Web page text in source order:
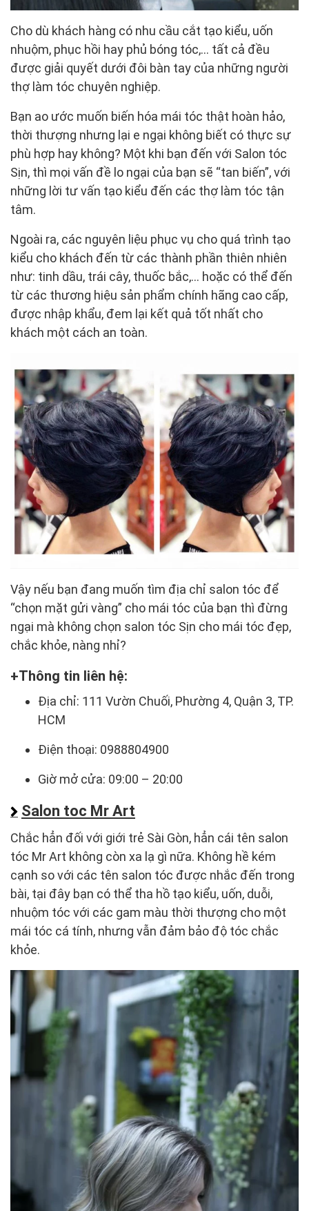
Cho dù khách hàng có nhu cầu cắt tạo kiểu, uốn
nhuộm, phục hồi hay phủ bóng tóc,… tất cả đều
được giải quyết dưới đôi bàn tay của những người
thợ làm tóc chuyên nghiệp.
Bạn ao ước muốn biến hóa mái tóc thật hoàn hảo,
thời thượng nhưng lại e ngại không biết có thực sự
phù hợp hay không? Một khi bạn đến với Salon tóc
Sịn, thì mọi vấn đề lo ngại của bạn sẽ “tan biến”, với
những lời tư vấn tạo kiểu đến các thợ làm tóc tận
tâm.
Ngoài ra, các nguyên liệu phục vụ cho quá trình tạo
kiểu cho khách đến từ các thành phần thiên nhiên
như: tinh dầu, trái cây, thuốc bắc,… hoặc có thể đến
từ các thương hiệu sản phẩm chính hãng cao cấp,
được nhập khẩu, đem lại kết quả tốt nhất cho
khách một cách an toàn.
Vậy nếu bạn đang muốn tìm địa chỉ salon tóc để
“chọn mặt gửi vàng” cho mái tóc của bạn thì đừng
ngại mà không chọn salon tóc Sịn cho mái tóc đẹp,
chắc khỏe, nàng nhỉ?
Thông tin liên hệ:
Địa chỉ: 111 Vườn Chuối, Phường 4, Quận 3, TP.
HCM
Điện thoại: 0988804900
Giờ mở cửa: 09:00 – 20:00
Salon toc Mr Art
Chắc hẳn đối với giới trẻ Sài Gòn, hẳn cái tên salon
tóc Mr Art không còn xa lạ gì nữa. Không hề kém
cạnh so với các tên salon tóc được nhắc đến trong
bài, tại đây bạn có thể tha hồ tạo kiểu, uốn, duỗi,
nhuộm tóc với các gam màu thời thượng cho một
mái tóc cá tính, nhưng vẫn đảm bảo độ tóc chắc
khỏe.